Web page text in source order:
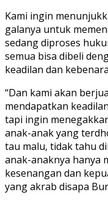
Kami ingin
galanya untuk
sedang diproses
semua bisa dibeli
keadilan dan
“Dan kami akan
mendapatkan
tapi ingin
anak-anak yang
tau malu, tidak tahu
anak-anaknya hanya
kesenangan dan
yang akrab disapa